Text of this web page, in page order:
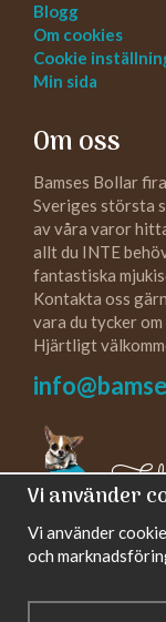
Blogg
Om cookies
Cookie
Min sida
Om oss
Bamses Bollar
Sveriges största
av våra varor
allt du INTE
fantastiska
Kontakta oss
vara du tycker
Hjärtligt
Följ
Vi använder
Vi använder
och